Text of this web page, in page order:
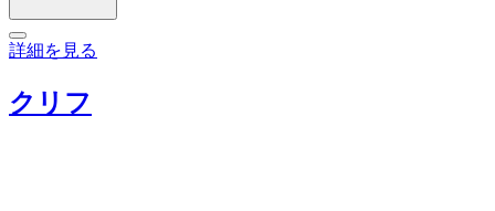
詳細を見る
クリフ